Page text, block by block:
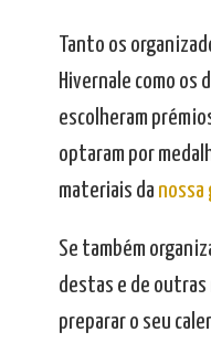
Tanto os
Hivernale como os
escolheram
optaram por
materiais da nossa
Se também
destas e de outras
preparar o seu